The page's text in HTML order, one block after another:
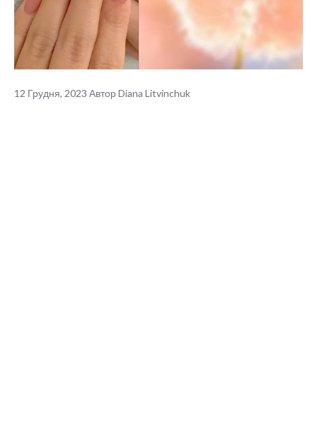
12 Грудня, 2023 АвторDiana Litvinchuk